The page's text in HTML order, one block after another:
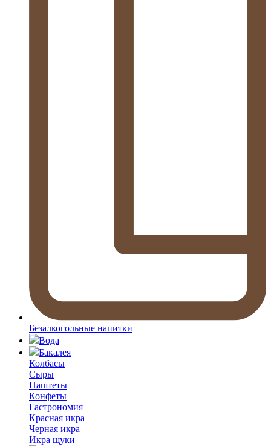
Безалкогольные напитки
Вода
Бакалея
Колбасы
Сыры
Паштеты
Конфеты
Гастрономия
Красная икра
Черная икра
Икра щуки